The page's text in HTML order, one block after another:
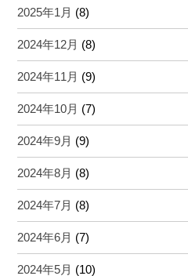
2025年1月 (8)
2024年12月 (8)
2024年11月 (9)
2024年10月 (7)
2024年9月 (9)
2024年8月 (8)
2024年7月 (8)
2024年6月 (7)
2024年5月 (10)